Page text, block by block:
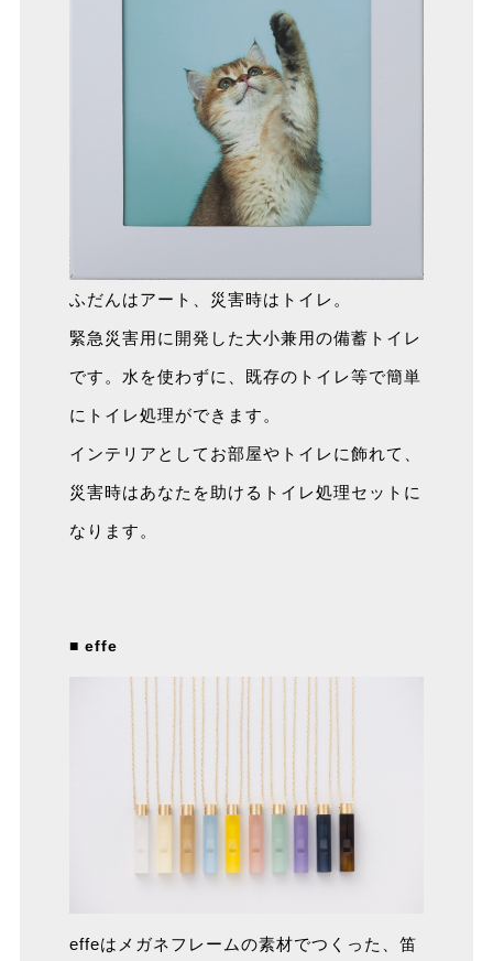
ふだんはアート、災害時はトイレ。
緊急災害用に開発した大小兼用の備蓄トイレ
です。水を使わずに、既存のトイレ等で簡単
にトイレ処理ができます。
インテリアとしてお部屋やトイレに飾れて、
災害時はあなたを助けるトイレ処理セットに
なります。
■ effe
effeはメガネフレームの素材でつくった、笛